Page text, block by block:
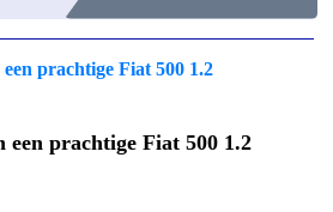
een prachtige Fiat 500 1.2